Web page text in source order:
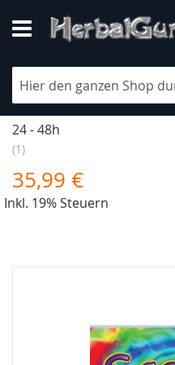
zum
Inhalt
Scooby Snax
Lieferzeit
24 - 48h
1
35,99 €
Inkl. 19% Steuern